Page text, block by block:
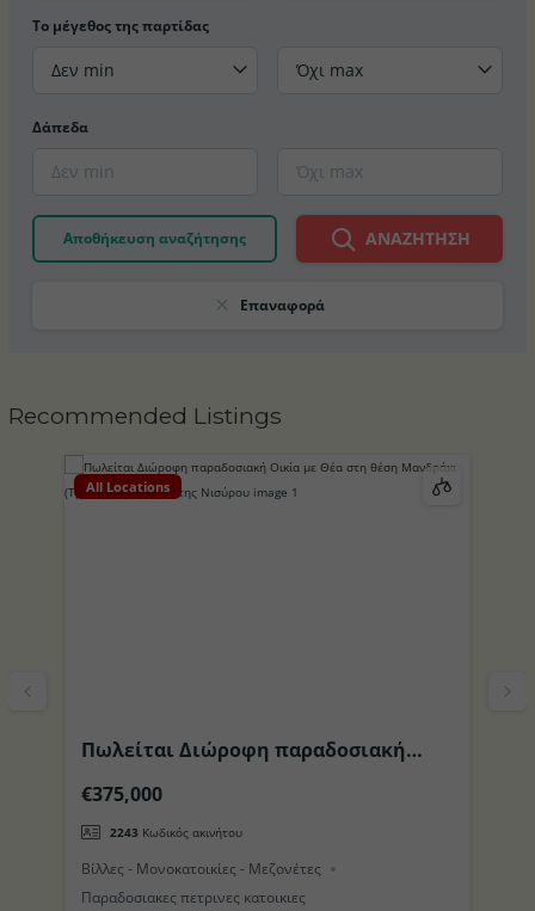
Το μέγεθος της παρτίδας
Δεν min Όχι max
Δάπεδα
Αποθήκευση αναζήτησης ΑΝΑΖΉΤΗΣΗ
Επαναφορά
Recommended Listings
All Locations
Πωλείται Διώροφη παραδοσιακή
(Τρούλος) στο Νησί της Νισύρου
€375,000
2243 Κωδικός ακινήτου
Βίλλες - Μονοκατοικίες - Μεζονέτες
Παραδοσιακες πετρινες κατοικιες